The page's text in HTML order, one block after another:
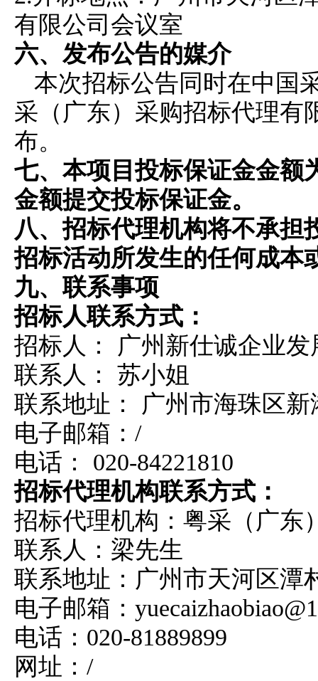
有限公司会议室
六、 发布公告的媒介
本次招标公告同时在中国
采（广东）采购招标代理有
布。
七、 本项目投标保证金金额
金额提交投标保证金。
八、招标代理机构将不承担
招标活动所发生的任何成本
九、联系事项
招标人联系方式：
招标人： 广州新仕诚企业
联系人：
苏小姐
联系地址： 广州市海珠区新
电子邮箱：/
电话：
020-84221810
招标代理机构联系方式：
招标代理机构：粤采（广东
联系人：梁先生
联系地址：广州市天河区潭
电子邮箱：
电话：020-81889899
网址：/